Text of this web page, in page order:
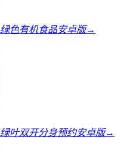
绿色有机食品安卓版→
绿叶双开分身预约安卓版→